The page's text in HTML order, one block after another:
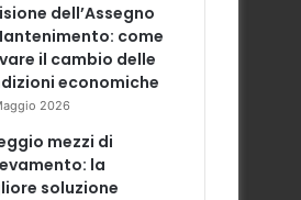
dell’Assegno
come
il cambio delle
economiche
2026
mezzi di
la
soluzione